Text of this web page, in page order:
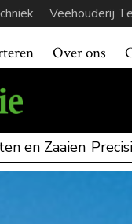
Veehouderij
Over ons
en Zaaien